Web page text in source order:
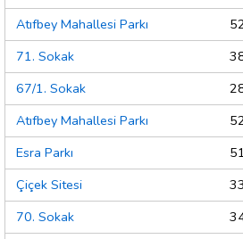
Atıfbey Mahallesi Parkı
71. Sokak
67/1. Sokak
Atıfbey Mahallesi Parkı
Esra Parkı
Çiçek Sitesi
70. Sokak